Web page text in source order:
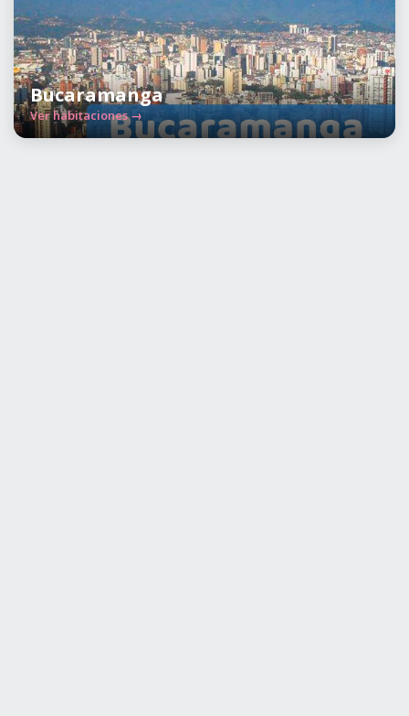
Bucaramanga
Ver habitaciones →